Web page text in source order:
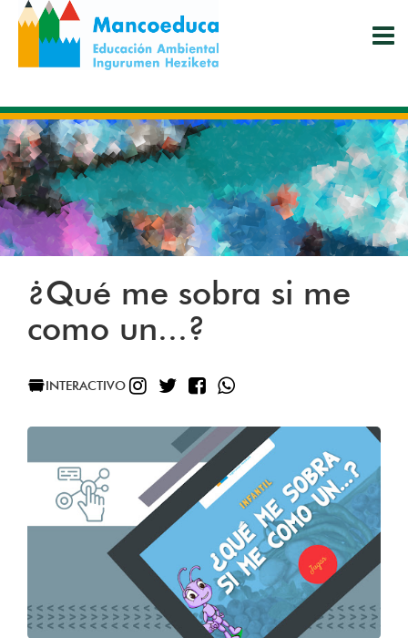
Pasar
contenido
principal
¿Qué me sobra si me
como un...?
INTERACTIVO